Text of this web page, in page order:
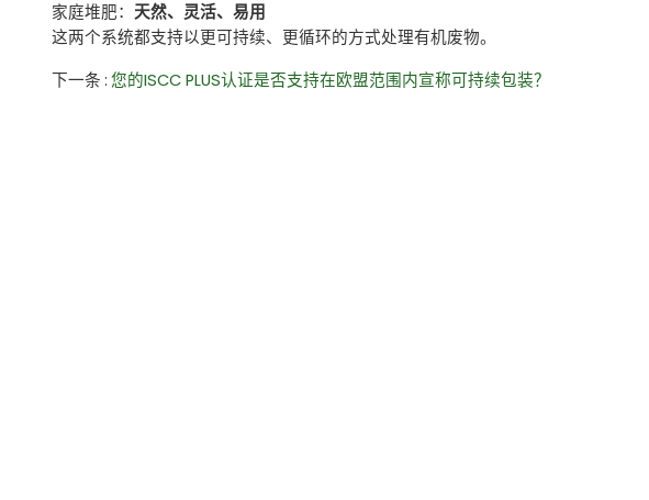
家庭堆肥： 天然、灵活、易用
这两个系统都支持以更可持续、更循环的方式处理有机废物。
下一条 您的ISCC PLUS认证是否支持在欧盟范围内宣称可持续包装？